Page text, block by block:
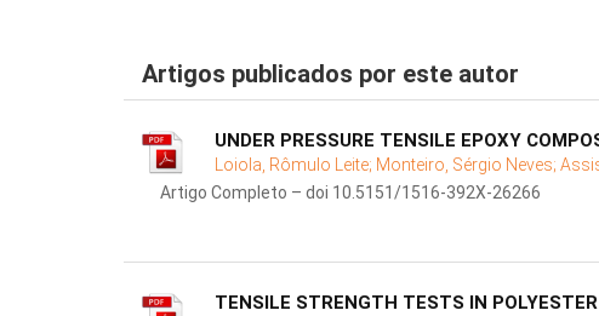
Artigos publicados por este autor
UNDER PRESSURE TENSILE EPOXY
Loiola, Rômulo Leite; Monteiro, Sérgio Neves;
Artigo Completo – doi 10.5151/1516-392X-26266
TENSILE STRENGTH TESTS IN